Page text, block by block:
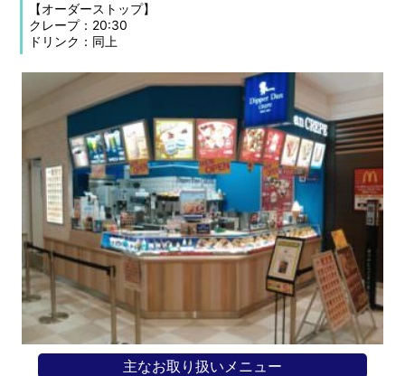
【オーダーストップ】
クレープ：20:30
ドリンク：同上
主なお取り扱いメニュー